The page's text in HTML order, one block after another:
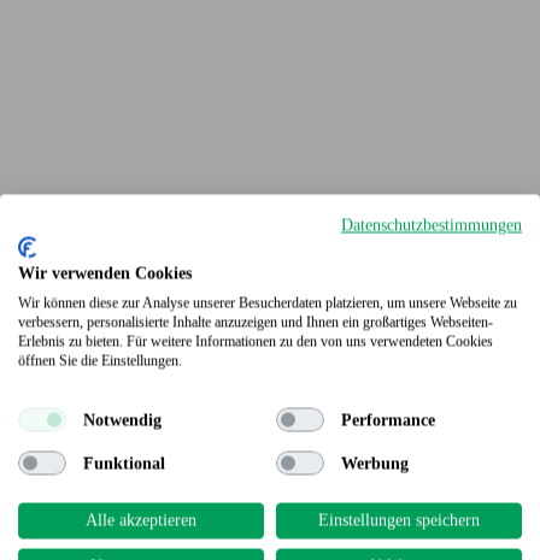
Terrassendielen
Datenschutzbestimmungen
Wir verwenden Cookies
Wir können diese zur Analyse unserer Besucherdaten platzieren, um unsere Webseite zu
verbessern, personalisierte Inhalte anzuzeigen und Ihnen ein großartiges Webseiten-
Erlebnis zu bieten. Für weitere Informationen zu den von uns verwendeten Cookies
öffnen Sie die Einstellungen.
Notwendig Performance
Funktional Werbung
Alle akzeptieren Einstellungen speichern